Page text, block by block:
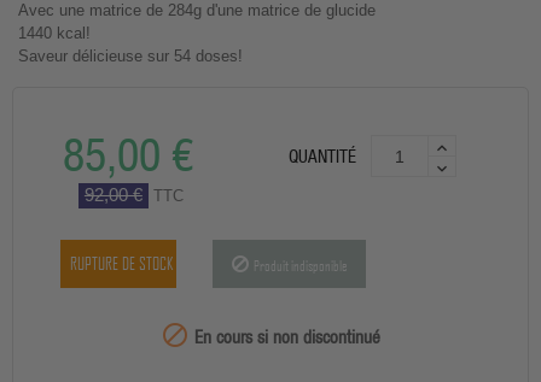
Avec une matrice de 284g d'une matrice de glucide
1440 kcal!
Saveur délicieuse sur 54 doses!
85,00 €
92,00 € TTC
QUANTITÉ
RUPTURE DE STOCK Produit indisponible
 En cours si non discontinué